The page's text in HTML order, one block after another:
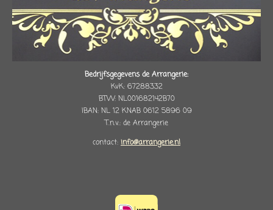
Bedrijfsgegevens de Arrangerie:
KvK: 67288332
BTW: NL001682142B70
IBAN: NL 12 KNAB 0612 5896 09
T.n.v.: de Arrangerie
contact: info@arrangerie.nl